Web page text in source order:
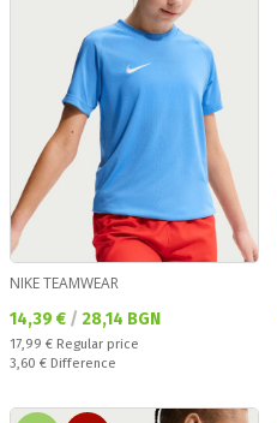
NIKE TEAMWEAR
Текуща цена:
14,39 € / 28,14 BGN
Regular price:
17,99 € Regular price
Спестявате:
3,60 € Difference